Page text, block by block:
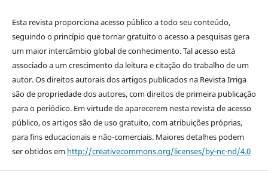
Esta revista proporciona acesso público a todo seu conteúdo,
seguindo o princípio que tornar gratuito o acesso a pesquisas gera
um maior intercâmbio global de conhecimento. Tal acesso está
associado a um crescimento da leitura e citação do trabalho de um
autor. Os direitos autorais dos artigos publicados na Revista Irriga
são de propriedade dos autores, com direitos de primeira publicação
para o periódico. Em virtude de aparecerem nesta revista de acesso
público, os artigos são de uso gratuito, com atribuições próprias,
para fins educacionais e não-comerciais. Maiores detalhes podem
ser obtidos em http://creativecommons.org/licenses/by-nc-nd/4.0